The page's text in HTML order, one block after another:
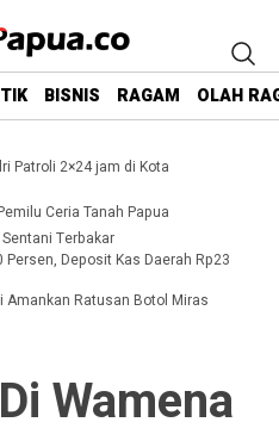
BISNIS RAGAM OLAH
Patroli 2×24 jam di Kota
Ceria Tanah Papua
Terbakar
Deposit Kas Daerah Rp23
Amankan Ratusan Botol Miras
Wamena